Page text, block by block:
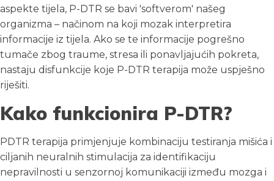
aspekte tijela, P-DTR se bavi 'softverom' našeg
organizma – načinom na koji mozak interpretira
informacije iz tijela. Ako se te informacije pogrešno
tumače zbog traume, stresa ili ponavljajućih pokreta,
nastaju disfunkcije koje P-DTR terapija može uspješno
riješiti.
Kako funkcionira P-DTR?
PDTR terapija primjenjuje kombinaciju testiranja mišića i
ciljanih neuralnih stimulacija za identifikaciju
nepravilnosti u senzornoj komunikaciji između mozga i